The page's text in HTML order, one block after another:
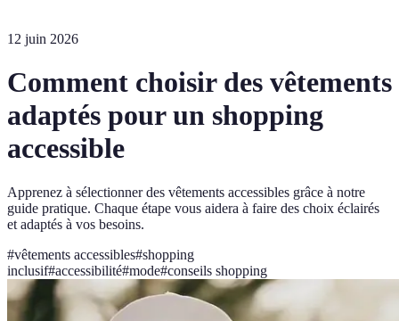
12 juin 2026
Comment choisir des vêtements
adaptés pour un shopping
accessible
Apprenez à sélectionner des vêtements accessibles grâce à notre
guide pratique. Chaque étape vous aidera à faire des choix éclairés
et adaptés à vos besoins.
#vêtements accessibles#shopping
inclusif#accessibilité#mode#conseils shopping